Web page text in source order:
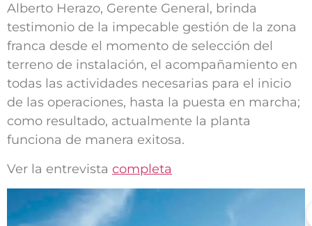
Alberto Herazo, Gerente General, brinda
testimonio de la impecable gestión de la zona
franca desde el momento de selección del
terreno de instalación, el acompañamiento en
todas las actividades necesarias para el inicio
de las operaciones, hasta la puesta en marcha;
como resultado, actualmente la planta
funciona de manera exitosa.
Ver la entrevista completa